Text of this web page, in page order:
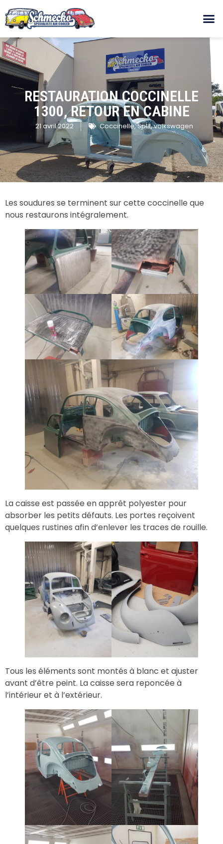
RESTAURATION COCCINELLE
1300, RETOUR EN CABINE
21 avril 2022 Coccinelle,Split,volkswagen
Les soudures se terminent sur cette coccinelle que
nous restaurons intégralement.
La caisse est passée en apprêt polyester pour
absorber les petits défauts. Les portes reçoivent
quelques rustines afin d’enlever les traces de rouille.
Tous les éléments sont montés à blanc et ajuster
avant d’être peint. La caisse sera reponcée à
l’intérieur et à l’extérieur.